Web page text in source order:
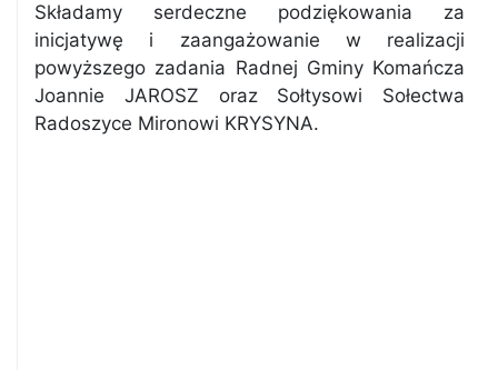
Składamy serdeczne podziękowania za
inicjatywę i zaangażowanie w realizacji
powyższego zadania Radnej Gminy Komańcza
Joannie JAROSZ oraz Sołtysowi Sołectwa
Radoszyce Mironowi KRYSYNA.